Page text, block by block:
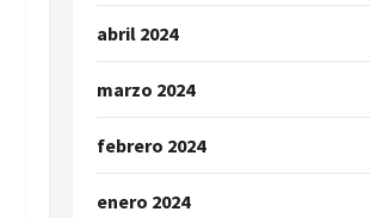
abril 2024
marzo 2024
febrero 2024
enero 2024